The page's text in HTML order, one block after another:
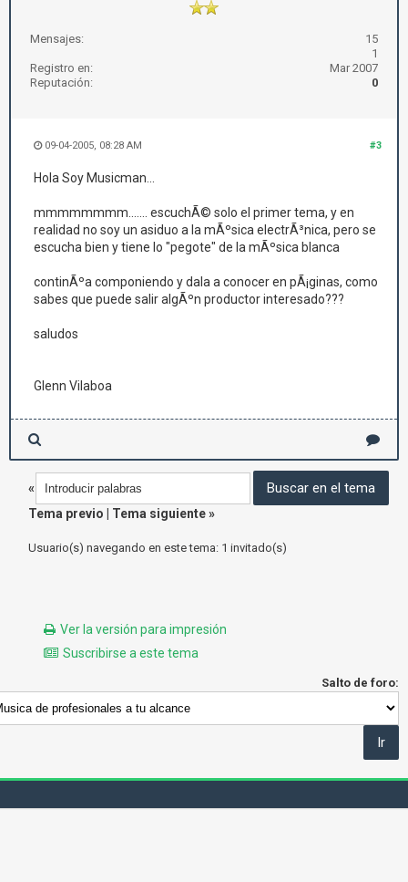
Mensajes:
15
1
Registro en:
Mar 2007
Reputación:
0
#3
09-04-2005, 08:28 AM
Hola Soy Musicman...
mmmmmmmm....... escuchÃ© solo el primer tema, y en
realidad no soy un asiduo a la mÃºsica electrÃ³nica, pero se
escucha bien y tiene lo "pegote" de la mÃºsica blanca
continÃºa componiendo y dala a conocer en pÃ¡ginas, como
sabes que puede salir algÃºn productor interesado???
saludos
Glenn Vilaboa
«
Tema previo
Tema siguiente»
Usuario(s) navegando en este tema: 1 invitado(s)
Ver la versión para impresión
Suscribirse a este tema
Salto de foro: